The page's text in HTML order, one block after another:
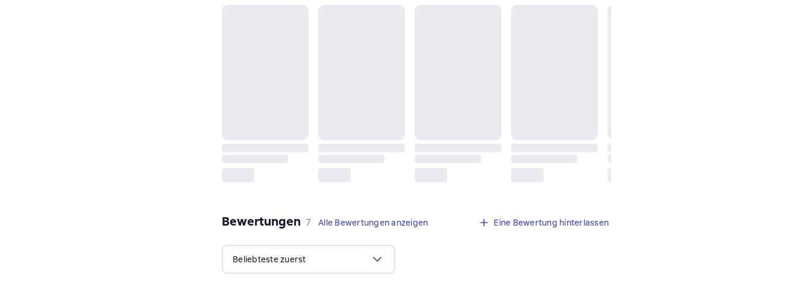
Bewertungen 7 Bewertungen
7 Alle Bewertungen anzeigen Eine Bewertung hinterlassen
Beliebteste zuerst